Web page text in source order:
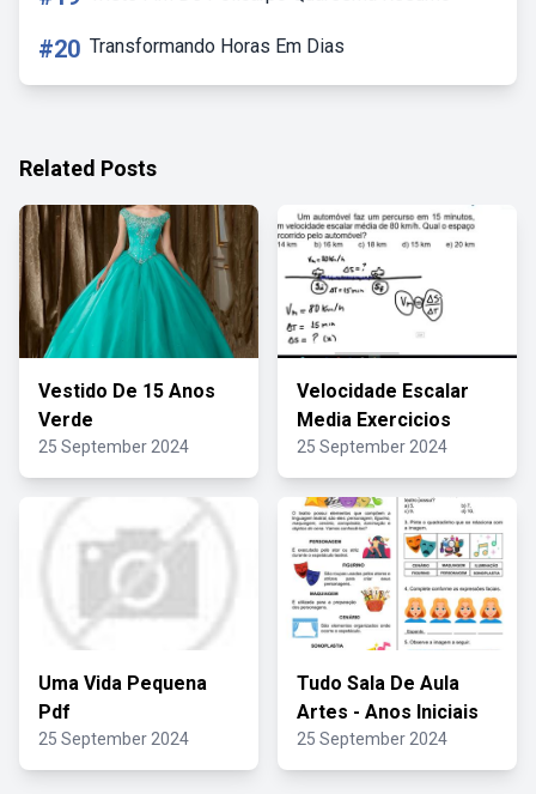
#20 Transformando Horas Em Dias
Related Posts
Vestido De 15 Anos
Verde
25 September 2024
Velocidade Escalar
Media Exercicios
25 September 2024
Uma Vida Pequena
Pdf
25 September 2024
Tudo Sala De Aula
Artes - Anos Iniciais
25 September 2024